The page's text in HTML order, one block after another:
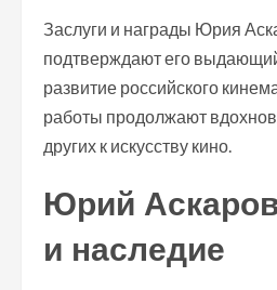
Заслуги и награды Юрия
подтверждают его
развитие российского
работы продолжают
других к искусству кино.
Юрий
и наследие